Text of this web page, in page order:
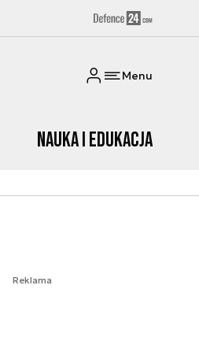
Menu
Nauka i edukacja
Reklama